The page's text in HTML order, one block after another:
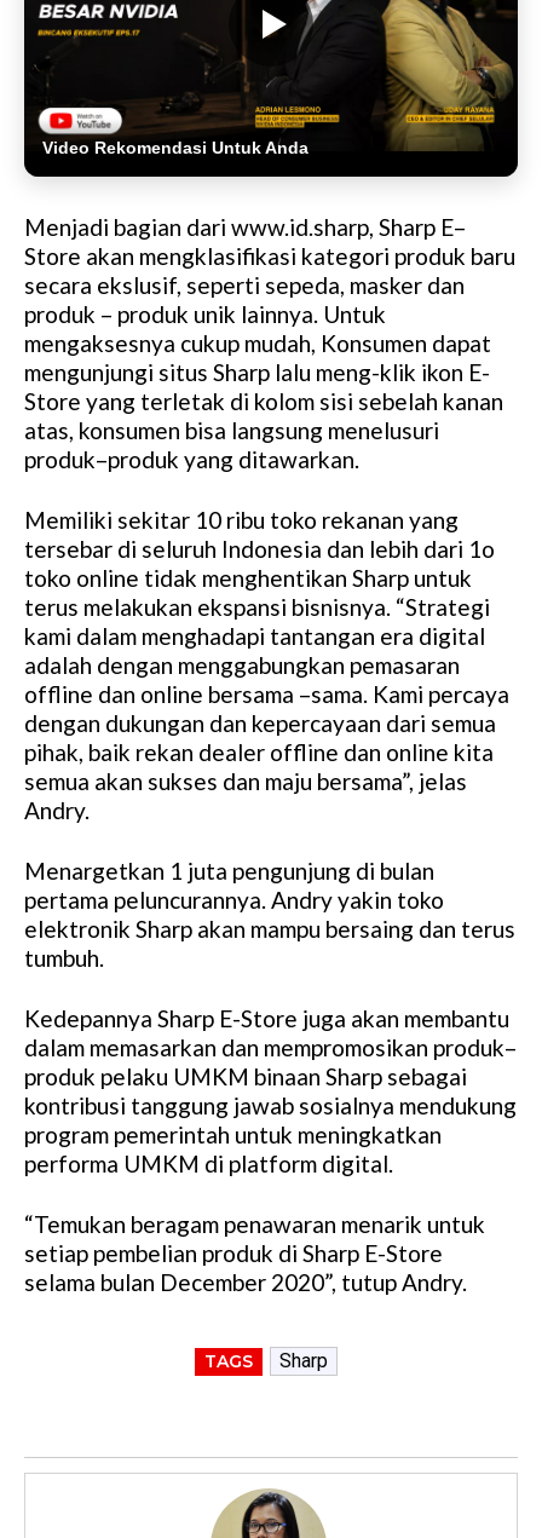
Video Rekomendasi Untuk Anda
Menjadi bagian dari www.id.sharp, Sharp E–
Store akan mengklasifikasi kategori produk baru
secara ekslusif, seperti sepeda, masker dan
produk – produk unik lainnya. Untuk
mengaksesnya cukup mudah, Konsumen dapat
mengunjungi situs Sharp lalu meng-klik ikon E-
Store yang terletak di kolom sisi sebelah kanan
atas, konsumen bisa langsung menelusuri
produk–produk yang ditawarkan.
Memiliki sekitar 10 ribu toko rekanan yang
tersebar di seluruh Indonesia dan lebih dari 1o
toko online tidak menghentikan Sharp untuk
terus melakukan ekspansi bisnisnya. “Strategi
kami dalam menghadapi tantangan era digital
adalah dengan menggabungkan pemasaran
offline dan online bersama –sama. Kami percaya
dengan dukungan dan kepercayaan dari semua
pihak, baik rekan dealer offline dan online kita
semua akan sukses dan maju bersama”, jelas
Andry.
Menargetkan 1 juta pengunjung di bulan
pertama peluncurannya. Andry yakin toko
elektronik Sharp akan mampu bersaing dan terus
tumbuh.
Kedepannya Sharp E-Store juga akan membantu
dalam memasarkan dan mempromosikan produk–
produk pelaku UMKM binaan Sharp sebagai
kontribusi tanggung jawab sosialnya mendukung
program pemerintah untuk meningkatkan
performa UMKM di platform digital.
“Temukan beragam penawaran menarik untuk
setiap pembelian produk di Sharp E-Store
selama bulan December 2020”, tutup Andry.
TAGS Sharp